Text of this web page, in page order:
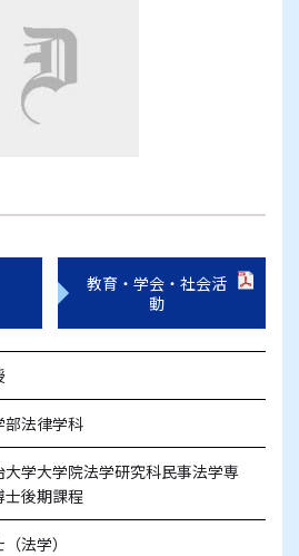
教育・学会・社会活
動
部法律学科
大学大学院法学研究科民事法学専
士後期課程
法学）